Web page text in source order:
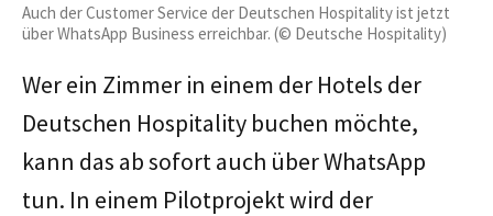
Auch der Customer Service der Deutschen Hospitality ist jetzt
über WhatsApp Business erreichbar. (© Deutsche Hospitality)
Wer ein Zimmer in einem der Hotels der
Deutschen Hospitality buchen möchte,
kann das ab sofort auch über WhatsApp
tun. In einem Pilotprojekt wird der